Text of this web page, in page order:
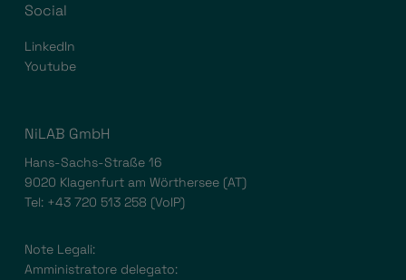
Social
LinkedIn
Youtube
NiLAB GmbH
Hans-Sachs-Straße 16
9020 Klagenfurt am Wörthersee (AT)
Tel: +43 720 513 258 (VoIP)
Note Legali:
Amministratore delegato: